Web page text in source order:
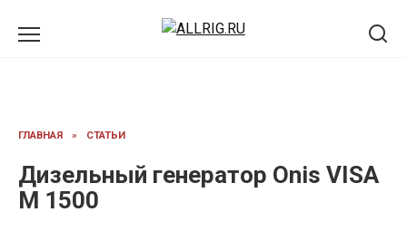
ГЛАВНАЯ » СТАТЬИ
Дизельный генератор Onis VISA
M 1500